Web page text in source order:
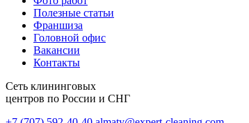
Полезные статьи
Франшиза
Головной офис
Вакансии
Контакты
Сеть клининговых
центров по России и СНГ